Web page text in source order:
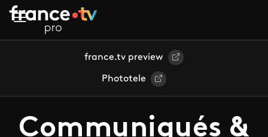
Aller au contenu principal
france.tv preview
Phototele
Communiqués &